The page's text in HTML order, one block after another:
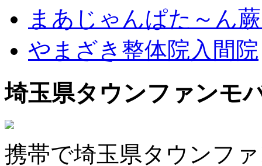
まあじゃんぱた～ん
やまざき整体院入間院
埼玉県タウンファンモ
携帯で埼玉県タウンフ